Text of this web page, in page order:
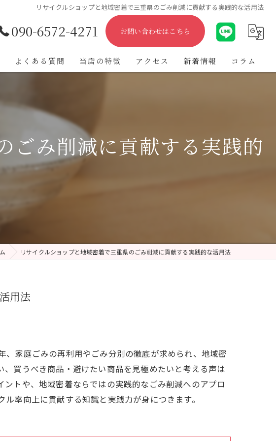
リサイクルショップと地域密着で三重県のごみ削減に貢献する実践的な活用法
090-6572-4271 お問い合わせはこちら
よくある質問 当店の特徴
不用品
アクセス 新着情報 コラム
ごみ削減に貢献する実践的
リサイクルショップと地域密着で三重県のごみ削減に貢献する実践的な活用法
用法
家庭ごみの再利用やごみ分別の徹底が求められ、地域密
買うべき商品・避けたい商品を見極めたいと考える声は
トや、地域密着ならではの実践的なごみ削減へのアプロ
率向上に貢献する知識と実践力が身につきます。